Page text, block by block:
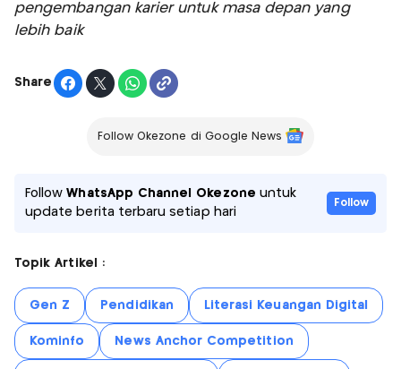
pengembangan karier untuk masa depan yang
lebih baik
Share
Follow Okezone di Google News
FollowWhatsApp Channel Okezone untuk
update berita terbaru setiap hari
Follow
Topik Artikel :
Gen Z Pendidikan Literasi Keuangan Digital
Kominfo News Anchor Competition